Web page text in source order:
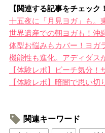
【関連する記事をチェック
十五夜に「月見ヨガ」も。
世界遺産での朝ヨガも！沖
体型お悩みもカバー！ヨガ
機能性も進化。アディダス
【体験レポ】ビーチ気分
【体験レポ】暗闇で思い切
関連キーワード